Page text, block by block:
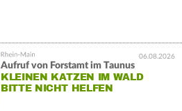
06.08.2026
Aufruf von Forstamt im Taunus
KLEINEN KATZEN IM WALD
BITTE NICHT HELFEN